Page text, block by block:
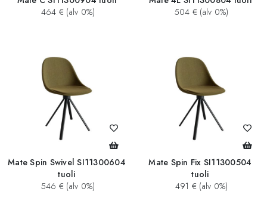
464 € (alv 0%)
504 € (alv 0%)
Mate Spin Swivel SI11300604
tuoli
546 € (alv 0%)
Mate Spin Fix SI11300504
tuoli
491 € (alv 0%)